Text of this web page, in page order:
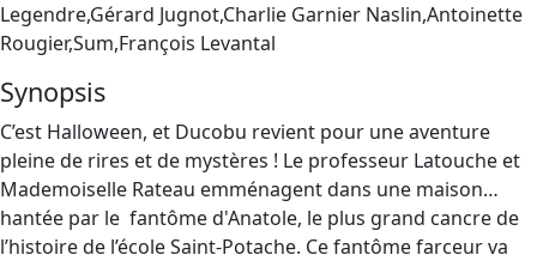
Legendre,Gérard Jugnot,Charlie Garnier Naslin,Antoinette
Rougier,Sum,François Levantal
Synopsis
C’est Halloween, et Ducobu revient pour une aventure
pleine de rires et de mystères ! Le professeur Latouche et
Mademoiselle Rateau emménagent dans une maison…
hantée par le ​ fantôme d'Anatole, le plus grand cancre de
l’histoire de l’école Saint-Potache. Ce fantôme farceur va